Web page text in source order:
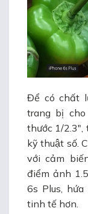
Để có chất
trang bị
thước 1/
kỹ thuật số.
với cảm
điểm ảnh
6s Plus,
tinh tế hơn.